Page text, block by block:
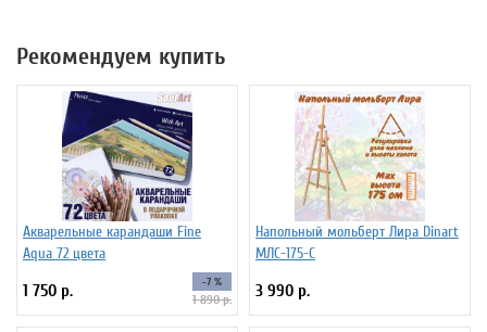
Рекомендуем купить
Акварельные карандаши Fine
Aqua 72 цвета
1 750 р. -7 %
1 890 р.
Напольный мольберт Лира Dinart
МЛС-175-С
3 990 р.